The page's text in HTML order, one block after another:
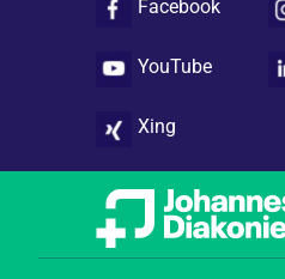
Facebook
YouTube
Xing